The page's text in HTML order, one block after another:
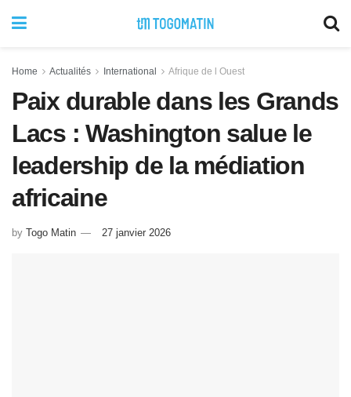
Home Actualités International Afrique de l Ouest
Paix durable dans les Grands
Lacs : Washington salue le
leadership de la médiation
africaine
by Togo Matin 27 janvier 2026